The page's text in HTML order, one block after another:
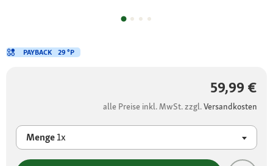
59,99 €
alle Preise inkl. MwSt. zzgl.Versandkosten
Menge1x
PAYBACK 29 °P